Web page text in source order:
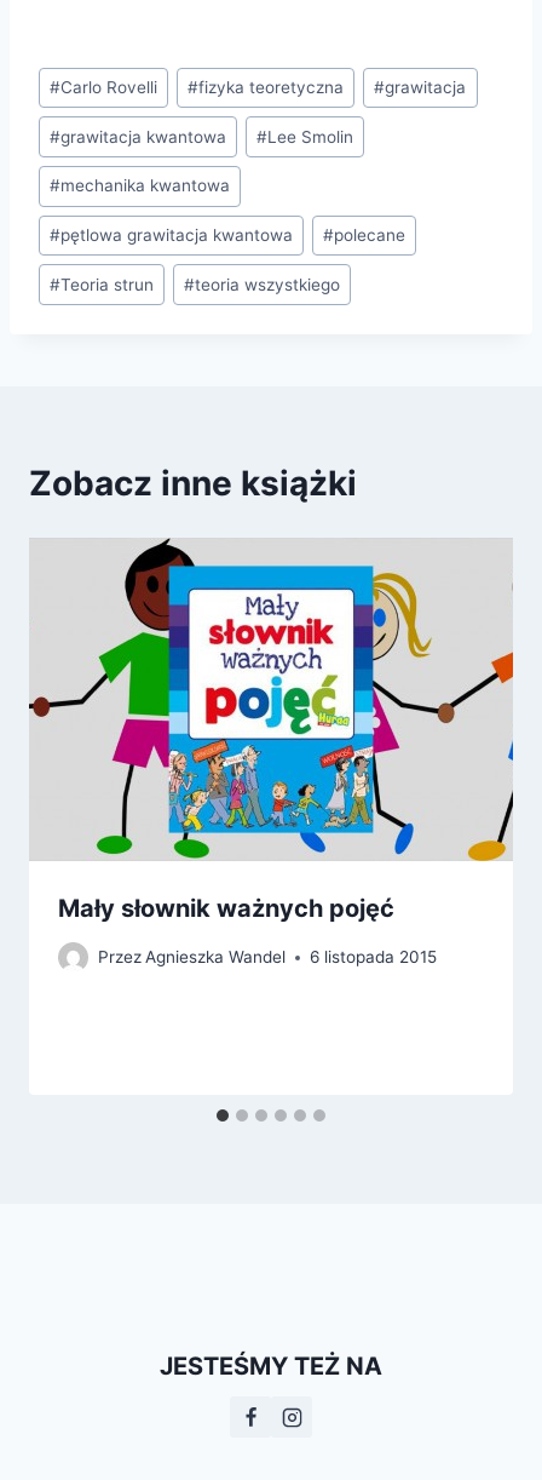
Tagi
wpisu:
#Carlo Rovelli #fizyka teoretyczna #grawitacja
#grawitacja kwantowa #Lee Smolin
#mechanika kwantowa
#pętlowa grawitacja kwantowa #polecane
#Teoria strun #teoria wszystkiego
Zobacz inne książki
Mały słownik ważnych pojęć
PrzezAgnieszka Wandel 6 listopada 2015
JESTEŚMY TEŻ NA